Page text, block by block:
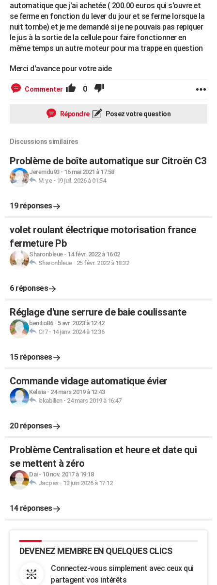
automatique que j'ai achetée ( 200.00 euros qui s'ouvre et
se ferme en fonction du lever du jour et se ferme lorsque la
nuit tombe) et je me demandé si je ne pouvais pas repiquer
le jus à la sortie de la cellule pour faire fonctionner en
même temps un autre moteur pour ma trappe en question
Merci d'avance pour votre aide
Commenter 0
Répondre Posez votre question
Discussions similaires
Problème de boîte automatique sur Citroën C3
Jeremdu93- 16 mai 2021 à 17:58
M.y.e- 19 juil. 2026 à 01:54
19 réponses
volet roulant électrique motorisation france
fermeture Pb
Sharonbleue- 14 févr. 2022 à 16:02
Sharonbleue- 25 févr. 2022 à 18:32
6 réponses
Réglage d'une serrure de baie coulissante
benito86- 5 avr. 2023 à 12:42
Cr7- 14 janv. 2024 à 12:36
15 réponses
Commande vidage automatique évier
Kelisia- 24 mars 2019 à 12:43
lekabilien- 24 mars 2019 à 16:47
20 réponses
Problème Centralisation et heure et date qui
se mettent à zéro
Dai- 10 nov. 2017 à 19:18
Jacpas- 13 juin 2026 à 17:12
14 réponses
DEVENEZ MEMBRE EN QUELQUES CLICS
Connectez-vous simplement avec ceux qui
partagent vos intérêts